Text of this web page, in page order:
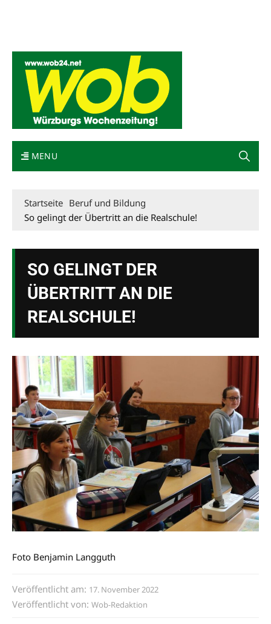
MENU
Startseite Beruf und Bildung
So gelingt der Übertritt an die Realschule!
SO GELINGT DER
ÜBERTRITT AN DIE
REALSCHULE!
Foto Benjamin Langguth
Veröffentlicht am: 17. November 2022
Veröffentlicht von: Wob-Redaktion